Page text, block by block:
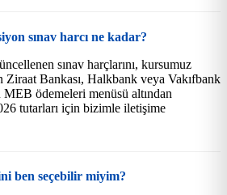
sınav harcı ne kadar?
sınav harçlarını, kursumuz
Ziraat Bankası, Halkbank veya Vakıfbank
ödemeleri menüsü altından
tutarları için bizimle iletişime
ben seçebilir miyim?